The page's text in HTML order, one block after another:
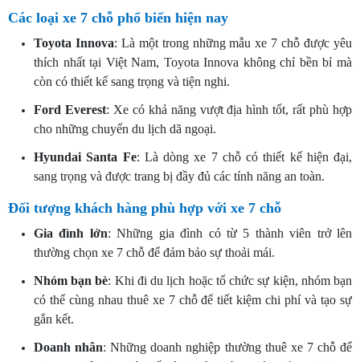
Các loại xe 7 chỗ phổ biến hiện nay
Toyota Innova: Là một trong những mẫu xe 7 chỗ được yêu
thích nhất tại Việt Nam, Toyota Innova không chỉ bền bỉ mà
còn có thiết kế sang trọng và tiện nghi.
Ford Everest: Xe có khả năng vượt địa hình tốt, rất phù hợp
cho những chuyến du lịch dã ngoại.
Hyundai Santa Fe: Là dòng xe 7 chỗ có thiết kế hiện đại,
sang trọng và được trang bị đầy đủ các tính năng an toàn.
Đối tượng khách hàng phù hợp với xe 7 chỗ
Gia đình lớn: Những gia đình có từ 5 thành viên trở lên
thường chọn xe 7 chỗ để đảm bảo sự thoải mái.
Nhóm bạn bè: Khi đi du lịch hoặc tổ chức sự kiện, nhóm bạn
có thể cùng nhau thuê xe 7 chỗ để tiết kiệm chi phí và tạo sự
gắn kết.
Doanh nhân: Những doanh nghiệp thường thuê xe 7 chỗ để